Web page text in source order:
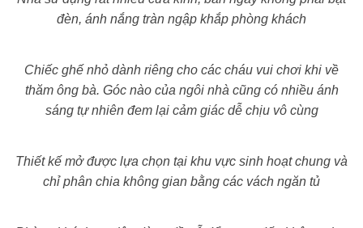
đèn, ánh nắng tràn ngập khắp phòng khách
Chiếc ghế nhỏ dành riêng cho các cháu vui chơi khi về
thăm ông bà. Góc nào của ngôi nhà cũng có nhiều ánh
sáng tự nhiên đem lại cảm giác dễ chịu vô cùng
Thiết kế mở được lựa chọn tại khu vực sinh hoạt chung và
chỉ phân chia không gian bằng các vách ngăn tủ